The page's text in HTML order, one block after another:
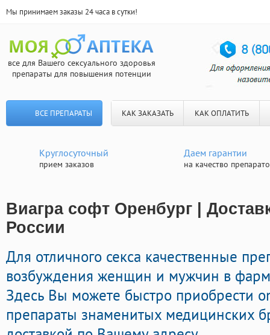
Мы принимаем заказы 24 часа в сутки!
все для Вашего сексуального здоровья
препараты для повышения потенции
ВСЕ ПРЕПАРАТЫ КАК ЗАКАЗАТЬ КАК ОПЛАТИТЬ
Круглосуточный
прием заказов
Даем гарантии
на качество
Виагра софт Оренбург |
России
Для отличного секса качественные
возбуждения женщин и мужчин в
Здесь Вы можете быстро приобрести
препараты знаменитых медицинских